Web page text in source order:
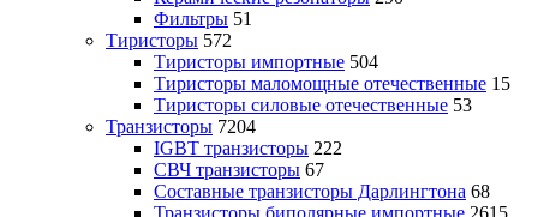
Фильтры 51
Тиристоры 572
Тиристоры импортные 504
Тиристоры маломощные отечественные 15
Тиристоры силовые отечественные 53
Транзисторы 7204
IGBT транзисторы 222
СВЧ транзисторы 67
Составные транзисторы Дарлингтона 68
Транзисторы биполярные импортные 2615